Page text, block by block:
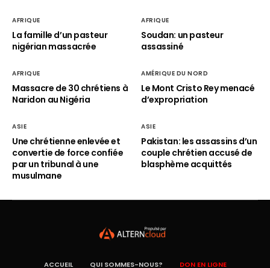
AFRIQUE
La famille d’un pasteur
nigérian massacrée
AFRIQUE
Soudan: un pasteur
assassiné
AFRIQUE
Massacre de 30 chrétiens à
Naridon au Nigéria
AMÉRIQUE DU NORD
Le Mont Cristo Rey menacé
d’expropriation
ASIE
Une chrétienne enlevée et
convertie de force confiée
par un tribunal à une
musulmane
ASIE
Pakistan: les assassins d’un
couple chrétien accusé de
blasphème acquittés
ACCUEIL QUI SOMMES-NOUS? DON EN LIGNE